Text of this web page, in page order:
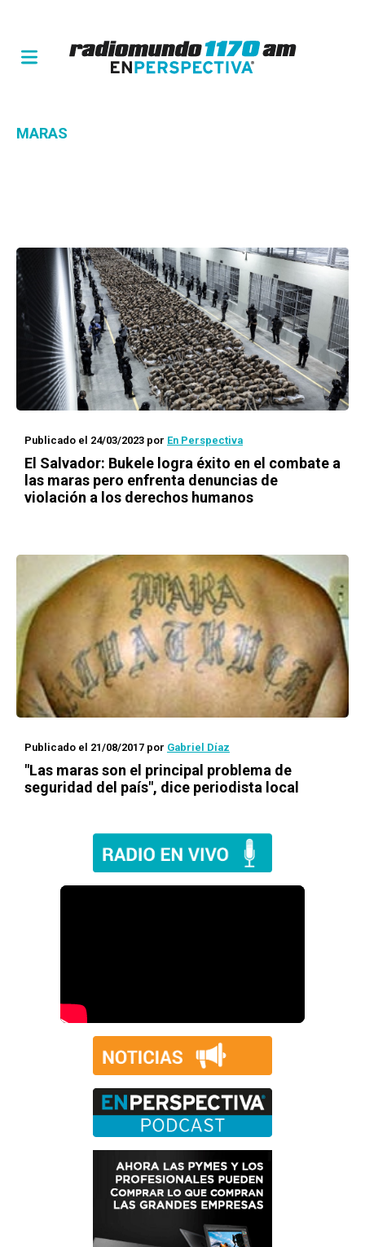
MARAS
Publicado el 24/03/2023 por En Perspectiva
El Salvador: Bukele logra éxito en el combate a
las maras pero enfrenta denuncias de
violación a los derechos humanos
Publicado el 21/08/2017 por Gabriel Díaz
"Las maras son el principal problema de
seguridad del país", dice periodista local